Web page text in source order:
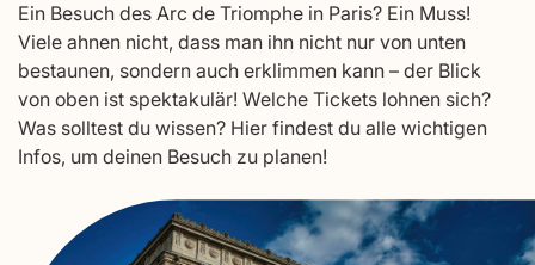
Ein Besuch des Arc de Triomphe in Paris? Ein Muss!
Viele ahnen nicht, dass man ihn nicht nur von unten
bestaunen, sondern auch erklimmen kann – der Blick
von oben ist spektakulär! Welche Tickets lohnen sich?
Was solltest du wissen? Hier findest du alle wichtigen
Infos, um deinen Besuch zu planen!